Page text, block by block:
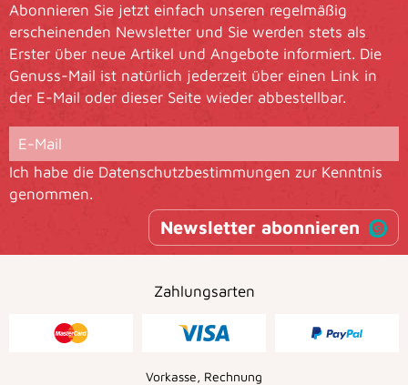
Abonnieren Sie jetzt einfach unseren regelmäßig
erscheinenden Newsletter und Sie werden stets als
Erster über neue Artikel und Angebote informiert. Die
Genuss-Mail ist natürlich jederzeit über einen Link in
der E-Mail oder dieser Seite wieder abbestellbar.
Ich habe die Datenschutzbestimmungen zur Kenntnis
genommen.
Newsletter abonnieren
Zahlungsarten
Vorkasse, Rechnung